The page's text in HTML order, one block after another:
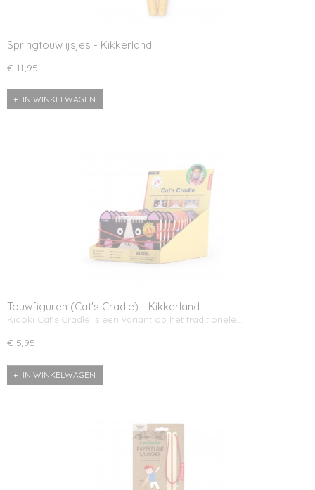
Springtouw ijsjes - Kikkerland
€ 11,95
IN WINKELWAGEN
Touwfiguren (Cat's Cradle) - Kikkerland
Kidoki Cat's Cradle is een variant op het traditionele…
€ 5,95
IN WINKELWAGEN